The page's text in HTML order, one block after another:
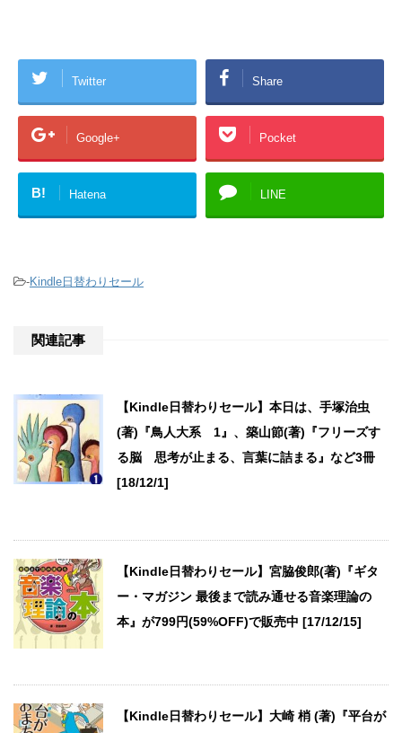
Twitter Share
Google+ Pocket
B! Hatena LINE
-Kindle日替わりセール
関連記事
【Kindle日替わりセール】本日は、手塚治虫
(著)『鳥人大系 1』、築山節(著)『フリーズす
る脳 思考が止まる、言葉に詰まる』など3冊
[18/12/1]
【Kindle日替わりセール】宮脇俊郎(著)『ギタ
ー・マガジン 最後まで読み通せる音楽理論の
本』が799円(59%OFF)で販売中 [17/12/15]
【Kindle日替わりセール】大崎 梢 (著)『平台が